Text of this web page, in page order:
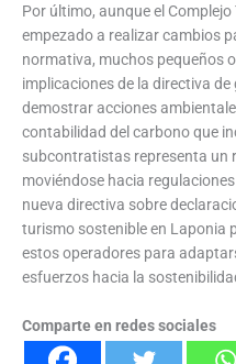
Por último, aunque el
empezado a realizar cambios
normativa, muchos pequeños
implicaciones de la directiva
demostrar acciones
contabilidad del carbono que
subcontratistas representa un
moviéndose hacia
nueva directiva sobre
turismo sostenible en Laponia
estos operadores para
esfuerzos hacia la
Comparte en redes sociales